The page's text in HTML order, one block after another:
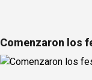
Comenzaron los